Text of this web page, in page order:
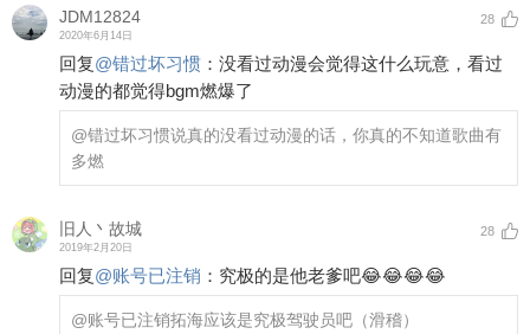
JDM12824
2020年6月14日
28
回复@错过坏习惯 ： 没看过动漫会觉得这什么玩意，看过
动漫的都觉得bgm燃爆了
@错过坏习惯说真的没看过动漫的话，你真的不知道歌曲有
多燃
旧人丶故城
2019年2月20日
28
回复@账号已注销 ： 究极的是他老爹吧😂😂😂😂
@账号已注销拓海应该是究极驾驶员吧（滑稽）